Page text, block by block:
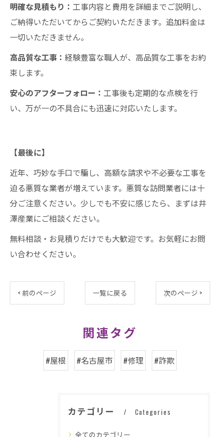
明確な見積もり： 工事内容と費用を詳細までご説明し、
ご納得いただいてからご契約いただきます。追加料金は
一切いただきません。
高品質な工事： 経験豊富な職人が、高品質な工事をお約
束します。
安心のアフターフォロー： 工事後も定期的な点検を行
い、万が一の不具合にも迅速に対応いたします。
【最後に】
近年、巧妙な手口で騙し、高額な請求や不必要な工事を
迫る悪質な業者が増えています。悪質な訪問業者には十
分ご注意ください。少しでも不安に感じたら、まずは井
澤産業にご相談ください。
無料相談・お見積りだけでも大歓迎です。お気軽にお問
い合わせください。
< 前のページ 一覧に戻る 次のページ >
関連タグ
#屋根 #名古屋市 #修理 #詐欺
カテゴリー Categories
全てのカテゴリー